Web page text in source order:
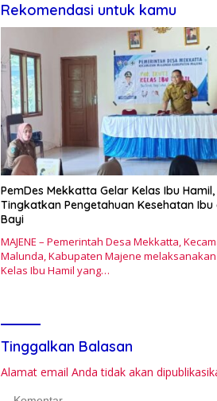
Rekomendasi untuk kamu
PemDes Mekkatta Gelar Kelas Ibu Hamil,
Tingkatkan Pengetahuan Kesehatan Ibu
Bayi
MAJENE – Pemerintah Desa Mekkatta,
Malunda, Kabupaten Majene
Kelas Ibu Hamil yang…
Tinggalkan Balasan
Alamat email Anda tidak akan